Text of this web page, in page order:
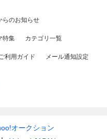
らのお知らせ
特集 カテゴリ一覧
利用ガイド メール通知設定
オークション